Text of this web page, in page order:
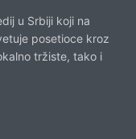
u Srbiji koji na
posetioce kroz
tržiste, tako i